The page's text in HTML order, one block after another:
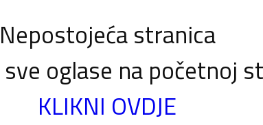
Nepostojeća stranica
oglase na početnoj
KLIKNI OVDJE